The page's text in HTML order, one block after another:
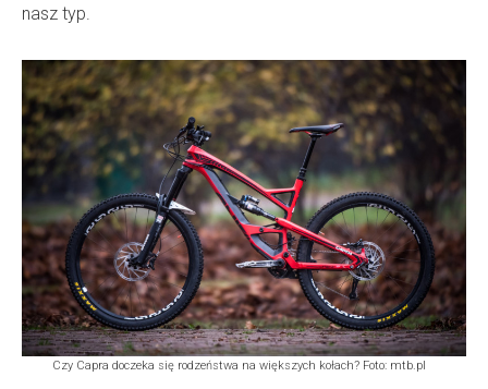
nasz typ.
Czy Capra doczeka się rodzeństwa na większych kołach? Foto: mtb.pl